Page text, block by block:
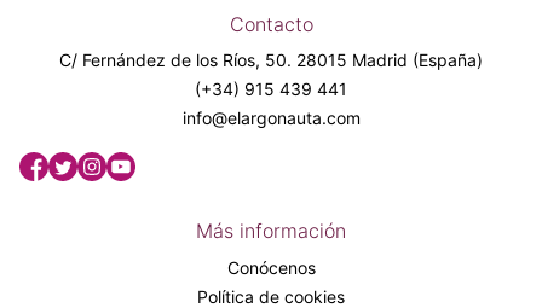
Contacto
C/ Fernández de los Ríos, 50. 28015 Madrid (España)
(+34) 915 439 441
info@elargonauta.com
Más información
Conócenos
Política de cookies